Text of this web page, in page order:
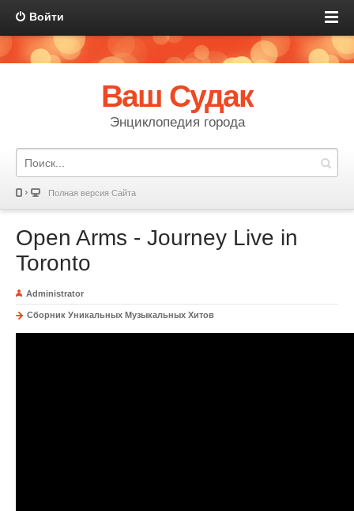
Войти
Ваш Судак
Энциклопедия города
Полная версия Сайта
Open Arms - Journey Live in
Toronto
Administrator
Сборник Уникальных Музыкальных Хитов